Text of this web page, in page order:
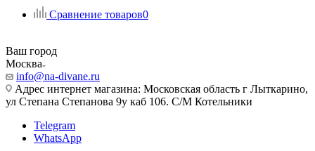
Сравнение товаров0
Ваш город
Москва
info@na-divane.ru
Адрес интернет магазина: Московская область г Лыткарино,
ул Степана Степанова 9у каб 106. С/М Котельники
Telegram
WhatsApp